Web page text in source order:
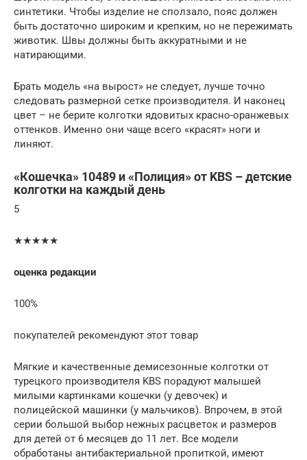
синтетики. Чтобы изделие не сползало, пояс должен
быть достаточно широким и крепким, но не пережимать
животик. Швы должны быть аккуратными и не
натирающими.
Брать модель «на вырост» не следует, лучше точно
следовать размерной сетке производителя. И наконец
цвет – не берите колготки ядовитых красно-оранжевых
оттенков. Именно они чаще всего «красят» ноги и
линяют.
«Кошечка» 10489 и «Полиция» от KBS – детские
колготки на каждый день
5
★★★★★
оценка редакции
100%
покупателей рекомендуют этот товар
Мягкие и качественные демисезонные колготки от
турецкого производителя KBS порадуют малышей
милыми картинками кошечки (у девочек) и
полицейской машинки (у мальчиков). Впрочем, в этой
серии большой выбор нежных расцветок и размеров
для детей от 6 месяцев до 11 лет. Все модели
обработаны антибактериальной пропиткой, имеют